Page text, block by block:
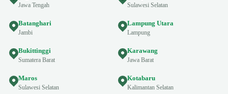
Jawa Tengah Sulawesi Selatan
Batanghari
Jambi
Lampung Utara
Lampung
Bukittinggi
Sumatera Barat
Karawang
Jawa Barat
Maros
Sulawesi Selatan
Kotabaru
Kalimantan Selatan